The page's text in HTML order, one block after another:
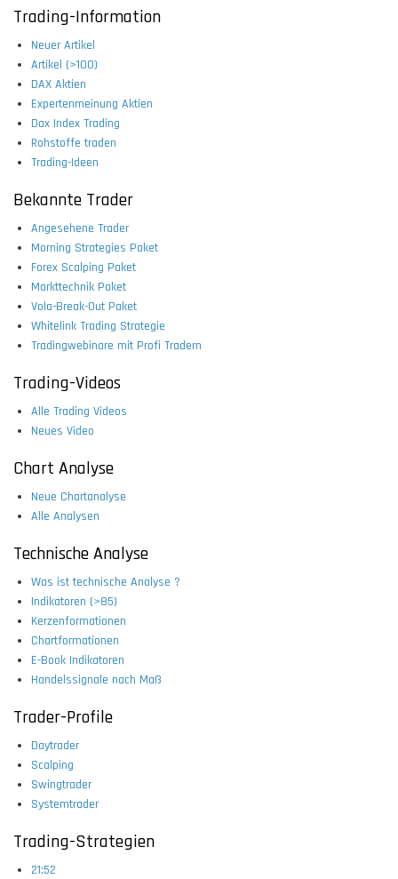
Trading-Information
Neuer Artikel
Artikel (>100)
DAX Aktien
Expertenmeinung Aktien
Dax Index Trading
Rohstoffe traden
Trading-Ideen
Bekannte Trader
Angesehene Trader
Morning Strategies Paket
Forex Scalping Paket
Markttechnik Paket
Vola-Break-Out Paket
Whitelink Trading Strategie
Tradingwebinare mit Profi Tradern
Trading-Videos
Alle Trading Videos
Neues Video
Chart Analyse
Neue Chartanalyse
Alle Analysen
Technische Analyse
Was ist technische Analyse ?
Indikatoren (>85)
Kerzenformationen
Chartformationen
E-Book Indikatoren
Handelssignale nach Maß
Trader-Profile
Daytrader
Scalping
Swingtrader
Systemtrader
Trading-Strategien
21:52